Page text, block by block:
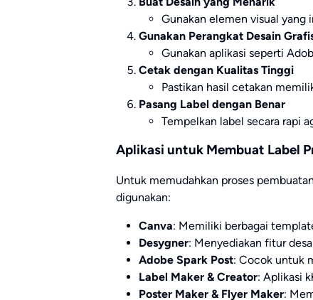
Gunakan elemen visual
Gunakan Perangkat Desain
Gunakan aplikasi seperti
Cetak dengan Kualitas Tinggi
Pastikan hasil cetakan
Pasang Label dengan Benar
Tempelkan label secara rapi
Aplikasi untuk Membuat Label
Untuk memudahkan proses
digunakan:
Canva: Memiliki berbagai
Desygner: Menyediakan fitur
Adobe Spark Post: Cocok untuk
Label Maker & Creator: Aplikasi
Poster Maker & Flyer Maker: